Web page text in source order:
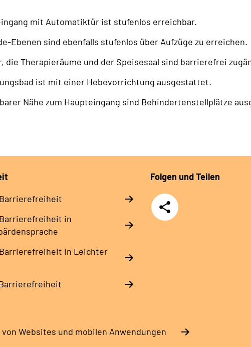
mit Automatiktür ist stufenlos erreichbar.
Ebenen sind ebenfalls stufenlos über Aufzüge zu erreichen.
die Therapieräume und der Speisesaal sind barrierefrei
ist mit einer Hebevorrichtung ausgestattet.
Nähe zum Haupteingang sind Behindertenstellplätze
in
in Leichter
Folgen und Teilen
Teilen
Websites und mobilen Anwendungen